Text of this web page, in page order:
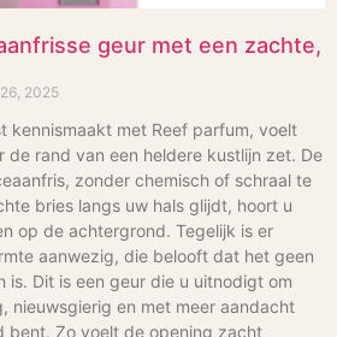
geur met een zachte,
2025
kennismaakt met Reef parfum, voelt
de rand van een heldere kustlijn zet. De
zonder chemisch of schraal te
bries langs uw hals glijdt, hoort u
op de achtergrond. Tegelijk is er
aanwezig, die belooft dat het geen
is. Dit is een geur die u uitnodigt om
nieuwsgierig en met meer aandacht
bent. Zo voelt de opening zacht